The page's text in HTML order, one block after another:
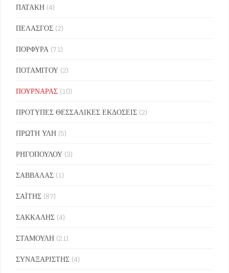
ΠΑΤΑΚΗ (4)
ΠΕΛΑΣΓΟΣ (2)
ΠΟΡΦΥΡΑ (71)
ΠΟΤΑΜΙΤΟΥ (2)
ΠΟΥΡΝΑΡΑΣ (10)
ΠΡΟΤΥΠΕΣ ΘΕΣΣΑΛΙΚΕΣ ΕΚΔΟΣΕΙΣ (2)
ΠΡΩΤΗ ΥΛΗ (5)
ΡΗΓΟΠΟΥΛΟΥ (3)
ΣΑΒΒΑΛΑΣ (1)
ΣΑΪΤΗΣ (87)
ΣΑΚΚΑΛΗΣ (4)
ΣΤΑΜΟΥΛΗ (21)
ΣΥΝΑΞΑΡΙΣΤΗΣ (4)